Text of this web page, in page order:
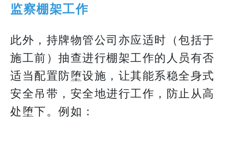
监察棚架工作
此外，持牌物管公司亦应适时（包括于
施工前）抽查进行棚架工作的人员有否
适当配置防堕设施，让其能系稳全身式
安全吊带，安全地进行工作，防止从高
处堕下。例如：